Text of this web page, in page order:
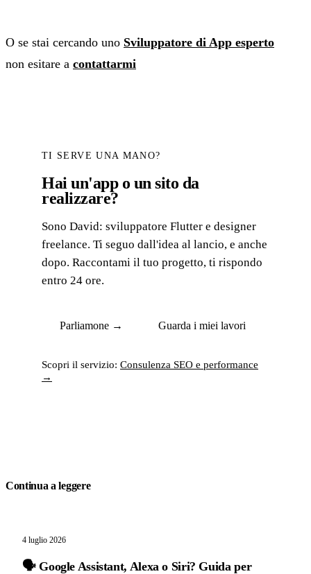
O se stai cercando uno Sviluppatore di App esperto
non esitare a contattarmi
TI SERVE UNA MANO?
Hai un'app o un sito da
realizzare?
Sono David: sviluppatore Flutter e designer
freelance. Ti seguo dall'idea al lancio, e anche
dopo. Raccontami il tuo progetto, ti rispondo
entro 24 ore.
Parliamone → Guarda i miei lavori
Scopri il servizio: Consulenza SEO e performance
→
Continua a leggere
4 luglio 2026
🗣️ Google Assistant, Alexa o Siri? Guida per